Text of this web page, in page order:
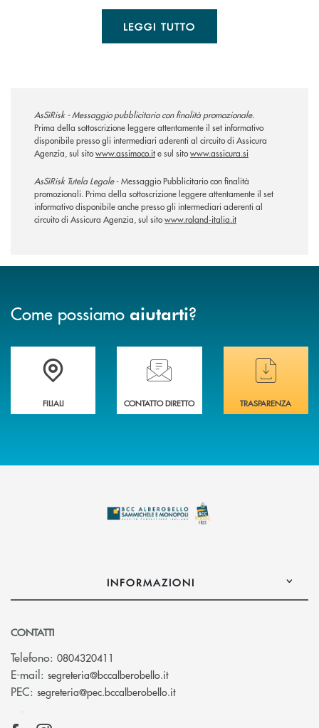
LEGGI TUTTO
AsSìRisk - Messaggio pubblicitario con finalità promozionale.
Prima della sottoscrizione leggere attentamente il set informativo
disponibile presso gli intermediari aderenti al circuito di Assicura
Agenzia, sul sitowww.assimoco.ite sul sitowww.assicura.si
AsSìRisk Tutela Legale- Messaggio Pubblicitario con finalità
promozionali. Prima della sottoscrizione leggere attentamente il set
informativo disponibile anche presso gli intermediari aderenti al
circuito di Assicura Agenzia, sul sitowww.roland-italia.it
Come possiamo aiutarti?
Trova la filiale più vicina a te
FILIALI
Hai bisogno di assistenza immediata ?
CONTATTO DIRETTO
Hai bisogno di
TRASPARENZA
INFORMAZIONI
CONTATTI
Telefono: 0804320411
E-mail: segreteria@bccalberobello.it(si apre l’app di posta
PEC: segreteria@pec.bccalberobello.it(si apre l’app di posta